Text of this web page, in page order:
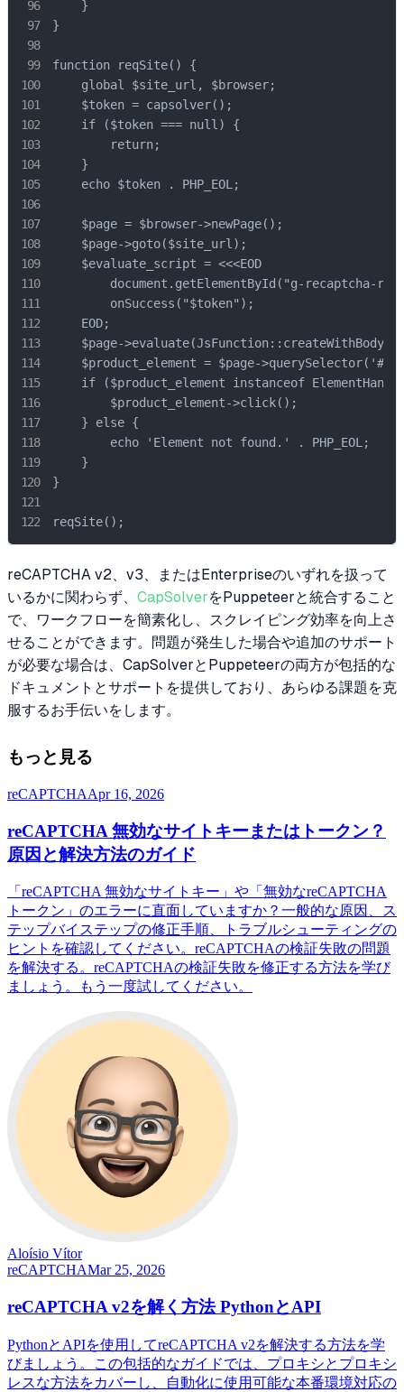
    }
}
function reqSite() {
    global $site_url, $browser;
    $token = capsolver();
    if ($token === null) {
        return;
    }
    echo $token . PHP_EOL;
    $page = $browser->newPage();
    $page->goto($site_url);
    $evaluate_script = <<<EOD
document.getElementById("g-recaptcha-
        onSuccess("$token");
    EOD;
$page-
$product_element = $page-
if ($product_element instanceof
        $product_element->click();
    } else {
        echo 'Element not found.' . PHP_EOL;
    }
}
reqSite();
reCAPTCHA v2、v3、またはEnterpriseのいずれを扱って
いるかに関わらず、 CapSolverをPuppeteerと統合すること
で、ワークフローを簡素化し、スクレイピング効率を向上さ
せることができます。問題が発生した場合や追加のサポート
が必要な場合は、CapSolverとPuppeteerの両方が包括的な
ドキュメントとサポートを提供しており、あらゆる課題を克
服するお手伝いをします。
もっと見る
reCAPTCHAApr 16, 2026
reCAPTCHA 無効なサイトキーまたはトークン？
原因と解決方法のガイド
「reCAPTCHA 無効なサイトキー」や「無効なreCAPTCHA
トークン」のエラーに直面していますか？一般的な原因、ス
テップバイステップの修正手順、トラブルシューティングの
ヒントを確認してください。reCAPTCHAの検証失敗の問題
を解決する。reCAPTCHAの検証失敗を修正する方法を学び
ましょう。もう一度試してください。
Aloísio Vítor
reCAPTCHAMar 25, 2026
reCAPTCHA v2を解く方法 PythonとAPI
PythonとAPIを使用してreCAPTCHA v2を解決する方法を学
びましょう。この包括的なガイドでは、プロキシとプロキシ
レスな方法をカバーし、自動化に使用可能な本番環境対応の